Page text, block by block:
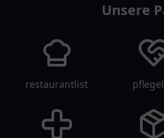
Unsere
restaurantlist